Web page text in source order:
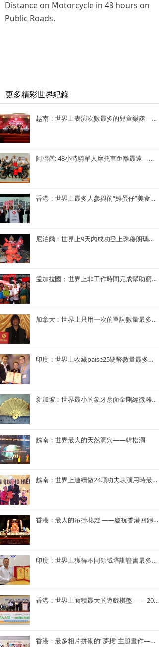
Distance on Motorcycle in 48 hours on
Public Roads.
越南：世界上表演次數最多的兒童樂隊——Vo Thanh Trang School Marching Band
阿聯酋: 48小時騎單人摩托車距離最遠—— Lotfi Hamrouni
香港：世界上最多人參與的“雞蛋仔”美食活動——謝霆鋒陳奕迅香港“雞蛋仔”美食活動
尼泊爾：世界上9天內成功登上珠穆朗瑪峰次數最多—— Kame Sherpa
孟加拉國：世界上非工作時間完成幫助窮人的項目最多的央行行長——孟加拉央行行長Atiur Rahman博士
加拿大：世界上只用一次的單詞數量最多的小說——《Je ne le repeterai pas》
印度：世界上收藏paise25硬幣數量最多的人—— Mr. Rahul G. Keshwani
新加坡：世界最小的象牙扇面金剛經微雕——董重慶收藏的象牙扇面金剛經微雕
越南：世界最大的天然洞穴——韓松洞
越南：世界上連續做24項功夫表演用時最短——NGUYEN QUANG HIEN
香港：最大的吊掛花燈 ——慶祝香港回歸25周年花燈
印度：世界上獲得不同領域培訓證書最多——Dr. Navneet Kumar
香港：世界上面積最大的遊戲棋盤 ——2023年「國家安全人人知—415 國安大棋盤齊齊玩」
香港：最多相片拼砌的“夢想”主題畫作——半島青年商會55周年「拼出夢相」慶祝活動
更多精彩世界紀錄